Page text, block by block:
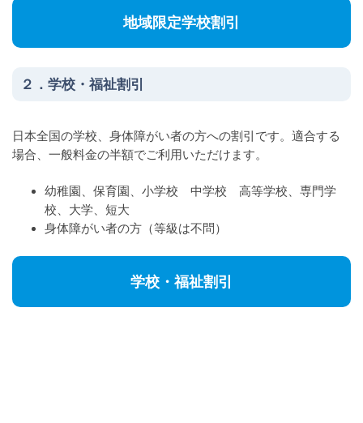
地域限定学校割引
２．学校・福祉割引
日本全国の学校、身体障がい者の方への割引です。適合する
場合、一般料金の半額でご利用いただけます。
幼稚園、保育園、小学校 中学校 高等学校、専門学
校、大学、短大
身体障がい者の方（等級は不問）
学校・福祉割引